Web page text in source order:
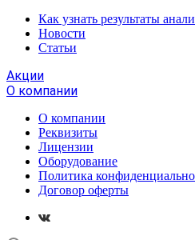
Как узнать результаты
Новости
Статьи
Акции
О компании
О компании
Реквизиты
Лицензии
Оборудование
Политика
Договор оферты